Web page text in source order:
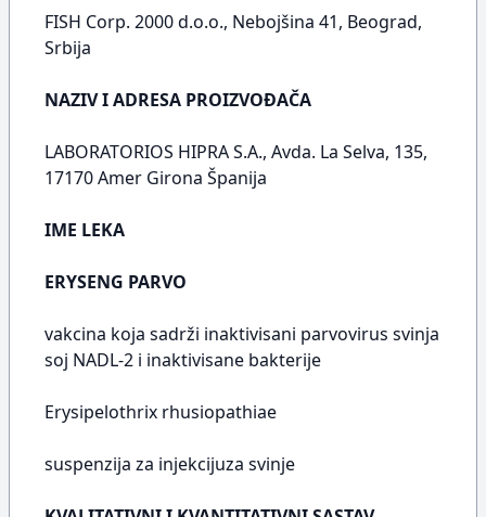
FISH Corp. 2000 d.o.o., Nebojšina 41, Beograd,
Srbija
NAZIV I ADRESA PROIZVOĐAČA
LABORATORIOS HIPRA S.A., Avda. La Selva, 135,
17170 Amer Girona Španija
IME LEKA
ERYSENG PARVO
vakcina koja sadrži inaktivisani parvovirus svinja
soj NADL-2 i inaktivisane bakterije
Erysipelothrix rhusiopathiae
suspenzija za injekcijuza svinje